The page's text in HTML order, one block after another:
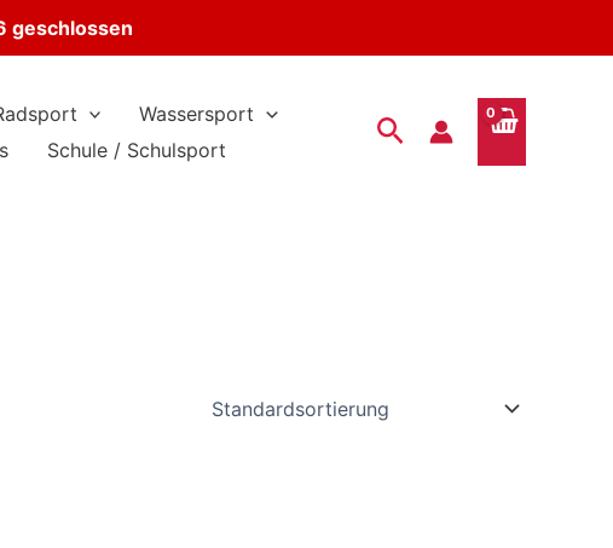
geschlossen
Wassersport
Schule / Schulsport
Suchen